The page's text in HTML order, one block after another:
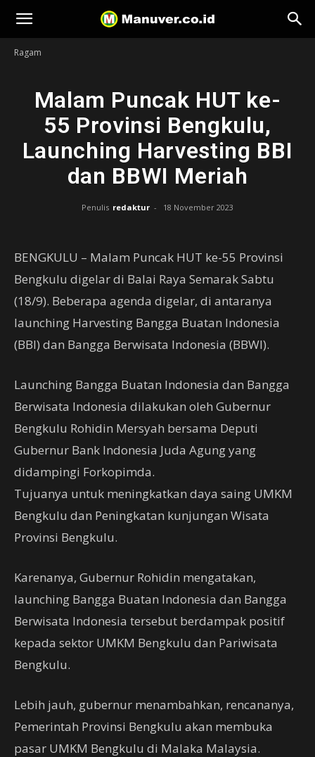
Manuver
Ragam
Malam Puncak HUT ke-
55 Provinsi Bengkulu,
Launching Harvesting BBI
dan BBWI Meriah
Penulis redaktur - 18 November 2023
BENGKULU – Malam Puncak HUT ke-55 Provinsi
Bengkulu digelar di Balai Raya Semarak Sabtu
(18/9). Beberapa agenda digelar, di antaranya
launching Harvesting Bangga Buatan Indonesia
(BBI) dan Bangga Berwisata Indonesia (BBWI).
Launching Bangga Buatan Indonesia dan Bangga
Berwisata Indonesia dilakukan oleh Gubernur
Bengkulu Rohidin Mersyah bersama Deputi
Gubernur Bank Indonesia Juda Agung yang
didampingi Forkopimda.
Tujuanya untuk meningkatkan daya saing UMKM
Bengkulu dan Peningkatan kunjungan Wisata
Provinsi Bengkulu.
Karenanya, Gubernur Rohidin mengatakan,
launching Bangga Buatan Indonesia dan Bangga
Berwisata Indonesia tersebut berdampak positif
kepada sektor UMKM Bengkulu dan Pariwisata
Bengkulu.
Lebih jauh, gubernur menambahkan, rencananya,
Pemerintah Provinsi Bengkulu akan membuka
pasar UMKM Bengkulu di Malaka Malaysia.